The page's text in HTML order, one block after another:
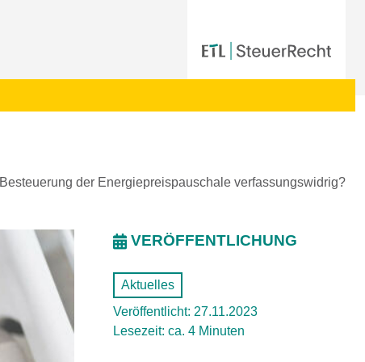
Besteuerung der Energiepreispauschale verfassungswidrig?
VERÖFFENTLICHUNG
Aktuelles
Veröffentlicht: 27.11.2023
Lesezeit: ca. 4 Minuten